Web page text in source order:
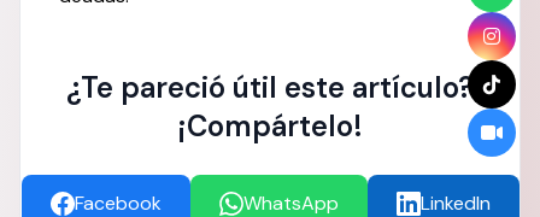
¿Te pareció útil este artículo?
¡Compártelo!
Facebook WhatsApp LinkedIn